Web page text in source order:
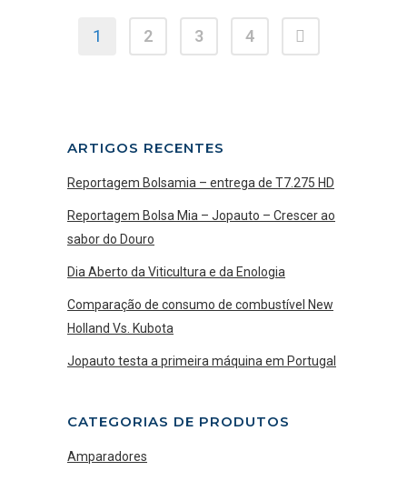
1 2 3 4
ARTIGOS RECENTES
Reportagem Bolsamia – entrega de T7.275 HD
Reportagem Bolsa Mia – Jopauto – Crescer ao
sabor do Douro
Dia Aberto da Viticultura e da Enologia
Comparação de consumo de combustível New
Holland Vs. Kubota
Jopauto testa a primeira máquina em Portugal
CATEGORIAS DE PRODUTOS
Amparadores